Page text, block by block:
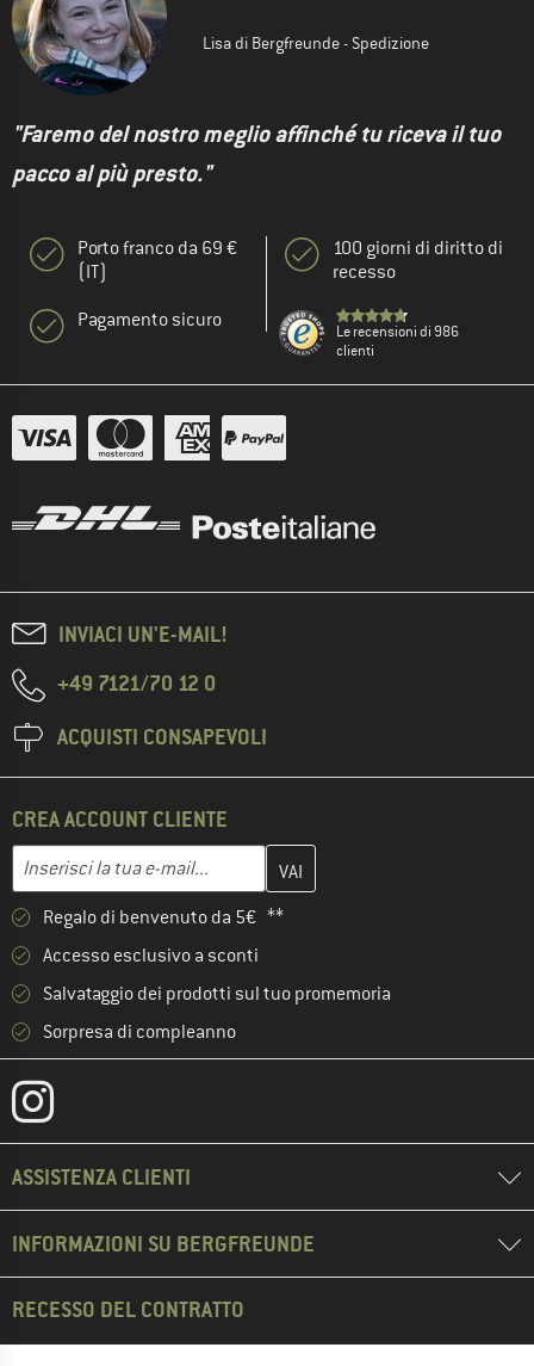
Lisa di Bergfreunde - Spedizione
"Faremo del nostro meglio affinché tu riceva il tuo
pacco al più presto."
Porto franco da 69 €
(IT)
Pagamento sicuro
100 giorni di diritto di
recesso
Le recensioni di 986
clienti
INVIACI UN'E-MAIL!
+49 7121/70 12 0
ACQUISTI CONSAPEVOLI
CREA ACCOUNT CLIENTE
Indirizzo e-mail
Inserisci qui il tuo indirizzo e-mail e crea il tuo account cliente
Regalo di benvenuto da 5€ **
Accesso esclusivo a sconti
Salvataggio dei prodotti sul tuo promemoria
Sorpresa di compleanno
ASSISTENZA CLIENTI
INFORMAZIONI SU BERGFREUNDE
RECESSO DEL CONTRATTO